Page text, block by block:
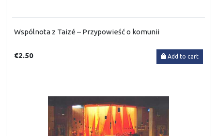
Wspólnota z Taizé – Przypowieść o komunii
€2.50 Add to cart